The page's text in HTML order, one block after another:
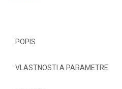
POPIS
VLASTNOSTI A PARAMETRE